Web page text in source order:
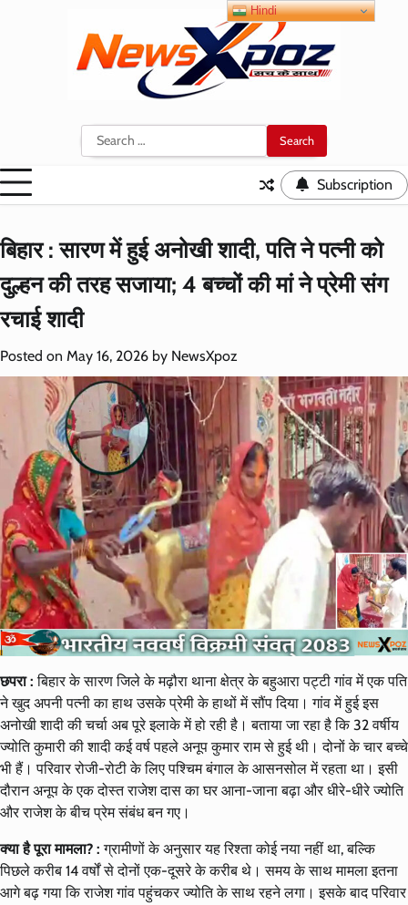
Search
for:
Subscription
बिहार : सारण में हुई अनोखी शादी, पति ने पत्नी को
दुल्हन की तरह सजाया; 4 बच्चों की मां ने प्रेमी संग
रचाई शादी
Posted on May 16, 2026 by NewsXpoz
छपरा :बिहार के सारण जिले के मढ़ौरा थाना क्षेत्र के बहुआरा पट्टी गांव में एक पति
ने खुद अपनी पत्नी का हाथ उसके प्रेमी के हाथों में सौंप दिया। गांव में हुई इस
अनोखी शादी की चर्चा अब पूरे इलाके में हो रही है। बताया जा रहा है कि 32 वर्षीय
ज्योति कुमारी की शादी कई वर्ष पहले अनूप कुमार राम से हुई थी। दोनों के चार बच्चे
भी हैं। परिवार रोजी-रोटी के लिए पश्चिम बंगाल के आसनसोल में रहता था। इसी
दौरान अनूप के एक दोस्त राजेश दास का घर आना-जाना बढ़ा और धीरे-धीरे ज्योति
और राजेश के बीच प्रेम संबंध बन गए।
क्या है पूरा मामला? : ग्रामीणों के अनुसार यह रिश्ता कोई नया नहीं था, बल्कि
पिछले करीब 14 वर्षों से दोनों एक-दूसरे के करीब थे। समय के साथ मामला इतना
आगे बढ़ गया कि राजेश गांव पहुंचकर ज्योति के साथ रहने लगा। इसके बाद परिवार
Hindi